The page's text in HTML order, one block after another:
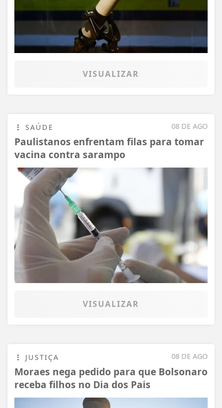
VISUALIZAR
08 DE AGO
SAÚDE
Paulistanos enfrentam filas para tomar
vacina contra sarampo
VISUALIZAR
08 DE AGO
JUSTIÇA
Moraes nega pedido para que Bolsonaro
receba filhos no Dia dos Pais